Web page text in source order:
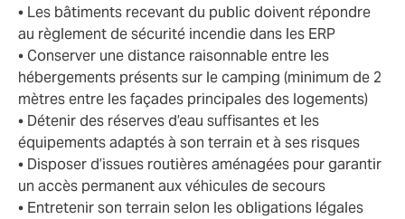
• Les bâtiments recevant du public doivent répondre
au règlement de sécurité incendie dans les ERP
• Conserver une distance raisonnable entre les
hébergements présents sur le camping (minimum de 2
mètres entre les façades principales des logements)
• Détenir des réserves d’eau suffisantes et les
équipements adaptés à son terrain et à ses risques
• Disposer d’issues routières aménagées pour garantir
un accès permanent aux véhicules de secours
• Entretenir son terrain selon les obligations légales